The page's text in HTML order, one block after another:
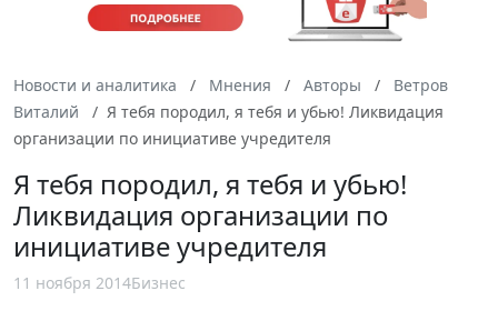
Новости и аналитика Мнения Авторы
Ветров
Виталий
Я тебя породил, я тебя и убью! Ликвидация
организации по инициативе учредителя
Я тебя породил, я тебя и убью!
Ликвидация организации по
инициативе учредителя
11 ноября 2014Бизнес